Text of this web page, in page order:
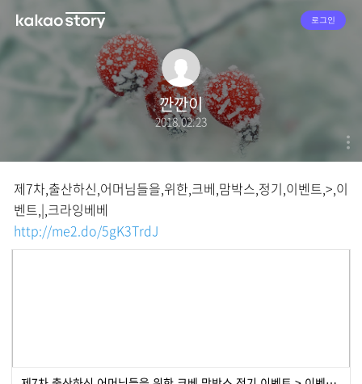
로그인
깐깐이
2018.02.23
제7차,출산하신,어머님들을,위한,크베,맘박스,정기,이벤트,>,이
벤트,|,크라잉베베
http://me2.do/5gK3TrdJ